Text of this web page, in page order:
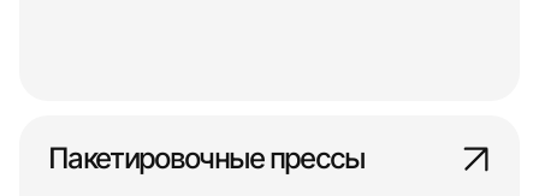
Пакетировочные прессы